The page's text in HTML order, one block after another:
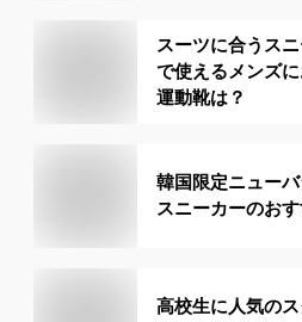
スーツに合うス
で使えるメンズ
運動靴は？
韓国限定ニュー
スニーカーのお
高校生に人気の